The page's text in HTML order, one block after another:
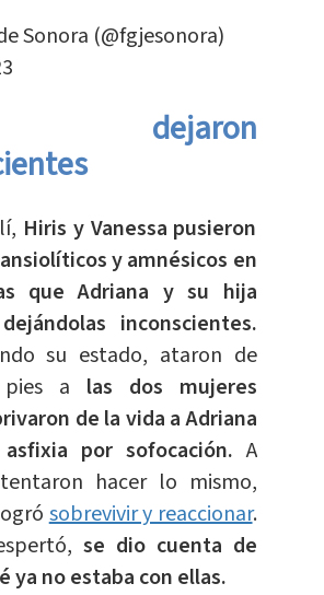
Sonora (@fgjesonora)
dejaron
Hiris y Vanessa pusieron
y amnésicos en
que Adriana y su hija
inconscientes.
su estado, ataron de
a las dos mujeres
de la vida a Adriana
por sofocación. A
hacer lo mismo,
sobrevivir y reaccionar.
se dio cuenta de
ya no estaba con ellas.